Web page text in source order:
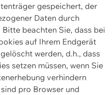
gespeichert, der
Daten durch
beachten Sie, dass bei
auf Ihrem Endgerät
werden, d.h., dass
setzen müssen, wenn Sie
verhindern
pro Browser und